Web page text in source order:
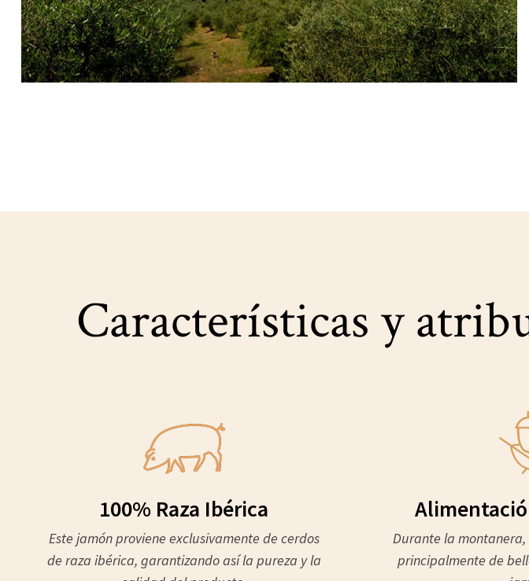
Características y
100% Raza Ibérica
Este jamón proviene exclusivamente de cerdos
de raza ibérica, garantizando así la pureza y la
Durante la
principalmente de